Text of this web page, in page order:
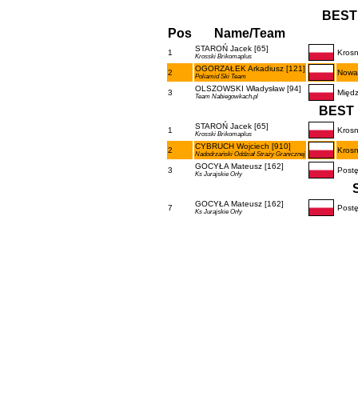
Pos
Name/Team
1 STAROŃ Jacek [65]
Krosski Brikomaplus
2 OGORZAŁEK Arkadiusz [121]
Poliamid Ski Team
3 OLSZOWSKI Władysław [94]
Team Nabiegowkach.pl
BEST
1 STAROŃ Jacek [65]
Krosski Brikomaplus
2 CYBRUCH Wojciech [910]
Nadodrzański Oddział Straży Granicznej
3 GOCYŁA Mateusz [162]
Ks Jurajskie Orły
7 GOCYŁA Mateusz [162]
Ks Jurajskie Orły